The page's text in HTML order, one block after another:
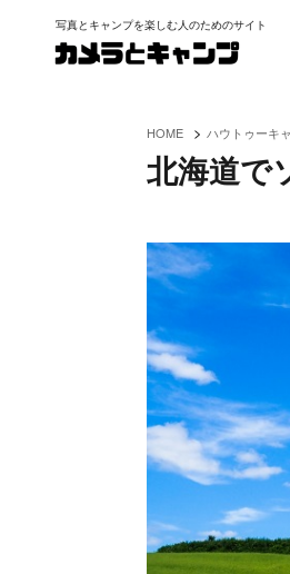
写真とキャンプを楽しむ人のためのサイト
HOME > ハウトゥーキ
北海道で